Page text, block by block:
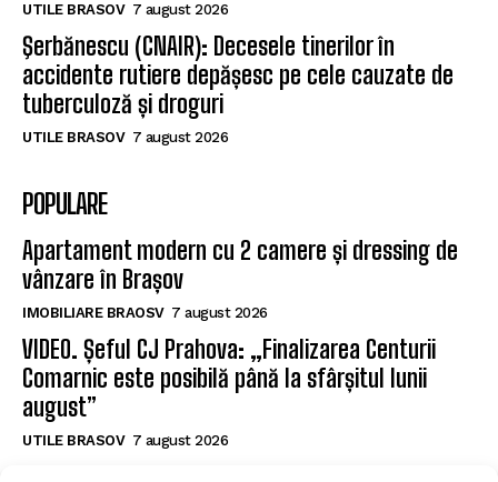
UTILE BRASOV 7 august 2026
Şerbănescu (CNAIR): Decesele tinerilor în
accidente rutiere depășesc pe cele cauzate de
tuberculoză și droguri
UTILE BRASOV 7 august 2026
POPULARE
Apartament modern cu 2 camere și dressing de
vânzare în Brașov
IMOBILIARE BRAOSV 7 august 2026
VIDEO. Șeful CJ Prahova: „Finalizarea Centurii
Comarnic este posibilă până la sfârșitul lunii
august”
UTILE BRASOV 7 august 2026